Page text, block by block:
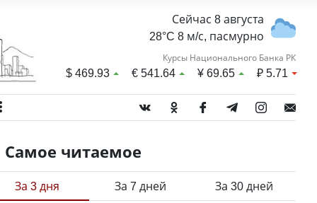
Сейчас 8 августа
28°C 8 м/с, пасмурно
Курсы Национального Банка РК
$469.93 €541.64 ¥69.65 ₽5.71
Самое читаемое
За 3 дня За 7 дней За 30 дней